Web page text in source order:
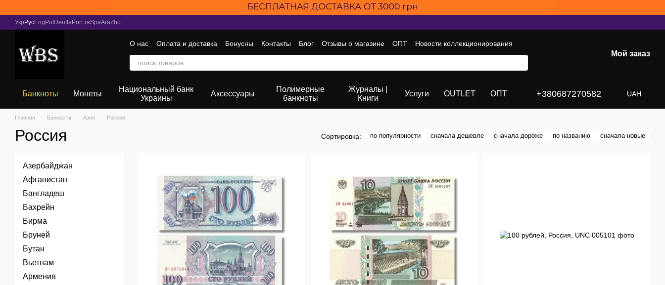
Укр РусEng Pol Deu ItaPorFraSpaAraZho
О нас Оплата и доставка Бонусны Контакты Блог Отзывы о магазине ОПТ Новости коллекционирования
Мой заказ
Банкноты Монеты
Национальный банк
Украины
Аксессуары
Полимерные
банкноты
Журналы |
Книги
Услуги OUTLET ОПТ +380687270582 UAH
Главная Банкноты Азия Россия
Россия Сортировка: по популярности сначала дешевле сначала дороже по названию сначала новые
Азербайджан
Афганистан
Бангладеш
Бахрейн
Бирма
Бруней
Бутан
Вьетнам
Армения